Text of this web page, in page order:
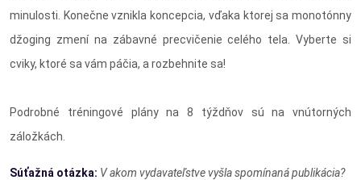
minulosti. Konečne vznikla koncepcia, vďaka ktorej sa monotónny
džoging zmení na zábavné precvičenie celého tela. Vyberte si
cviky, ktoré sa vám páčia, a rozbehnite sa!
Podrobné tréningové plány na 8 týždňov sú na vnútorných
záložkách.
Súťažná otázka: V akom vydavateľstve vyšla spomínaná publikácia?